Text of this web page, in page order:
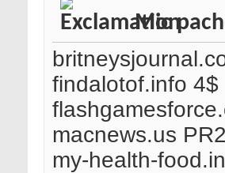
Mic
findalotof.info 4$
macnews.us
my-health-